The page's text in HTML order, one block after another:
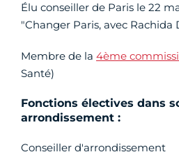
Élu conseiller de Paris le 22
"Changer Paris, avec Rachida
Membre de la 4ème
Santé)
Fonctions électives dans
arrondissement :
Conseiller d'arrondissement